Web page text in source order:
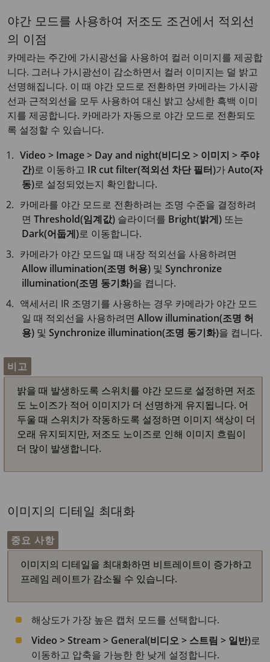
야간 모드를 사용하여 저조도 조건에서 적외선
의 이점
카메라는 주간에 가시광선을 사용하여 컬러 이미지를 제공합
니다. 그러나 가시광선이 감소하면서 컬러 이미지는 덜 밝고
선명해집니다. 이 때 야간 모드로 전환하면 카메라는 가시광
선과 근적외선을 모두 사용하여 대신 밝고 상세한 흑백 이미
지를 제공합니다. 카메라가 자동으로 야간 모드로 전환되도
록 설정할 수 있습니다.
Video > Image > Day and night(비디오 > 이미지 > 주야
간)로 이동하고 IR cut filter(적외선 차단 필터)가Auto(자
동)로 설정되었는지 확인합니다.
카메라를 야간 모드로 전환하려는 조명 수준을 결정하려
면 Threshold(임계값) 슬라이더를 Bright(밝게) 또는
Dark(어둡게)로 이동합니다.
카메라가 야간 모드일 때 내장 적외선을 사용하려면
Allow illumination(조명 허용) 및 Synchronize
illumination(조명 동기화)을 켭니다.
액세서리 IR 조명기를 사용하는 경우 카메라가 야간 모드
일 때 적외선을 사용하려면 Allow illumination(조명 허
용) 및 Synchronize illumination(조명 동기화)을 켭니다.
비고
밝을 때 발생하도록 스위치를 야간 모드로 설정하면 저조
도 노이즈가 적어 이미지가 더 선명하게 유지됩니다. 어
두울 때 스위치가 작동하도록 설정하면 이미지 색상이 더
오래 유지되지만, 저조도 노이즈로 인해 이미지 흐림이
더 많이 발생합니다.
이미지의 디테일 최대화
중요 사항
이미지의 디테일을 최대화하면 비트레이트이 증가하고
프레임 레이트가 감소될 수 있습니다.
해상도가 가장 높은 캡처 모드를 선택합니다.
Video > Stream > General(비디오 > 스트림 > 일반)로
이동하고 압축을 가능한 한 낮게 설정합니다.